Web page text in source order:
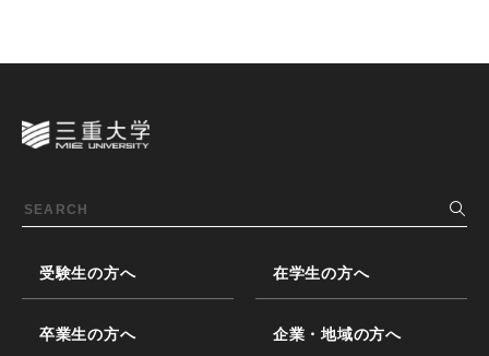
受験生の方へ 在学生の方へ
卒業生の方へ 企業・地域の方へ